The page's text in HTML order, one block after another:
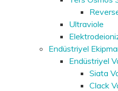
Ultraviole
Endüstriyel
Endüstriyel
Siata
Clack